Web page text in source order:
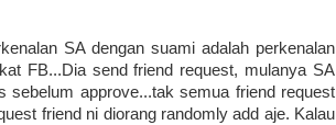
SA dengan suami adalah perkenalan
FB...Dia send friend request, mulanya SA
sebelum approve...tak semua friend request
friend ni diorang randomly add aje. Kalau